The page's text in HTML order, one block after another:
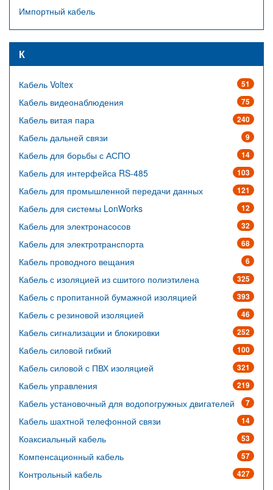
Импортный кабель
К
51
Кабель Voltex
75
Кабель видеонаблюдения
240
Кабель витая пара
9
Кабель дальней связи
14
Кабель для борьбы с АСПО
103
Кабель для интерфейса RS-485
121
Кабель для промышленной передачи данных
12
Кабель для системы LonWorks
32
Кабель для электронасосов
68
Кабель для электротранспорта
6
Кабель проводного вещания
325
Кабель с изоляцией из сшитого полиэтилена
393
Кабель с пропитанной бумажной изоляцией
46
Кабель с резиновой изоляцией
252
Кабель сигнализации и блокировки
100
Кабель силовой гибкий
321
Кабель силовой с ПВХ изоляцией
219
Кабель управления
7
Кабель установочный для водопогружных двигателей
14
Кабель шахтной телефонной связи
53
Коаксиальный кабель
57
Компенсационный кабель
427
Контрольный кабель